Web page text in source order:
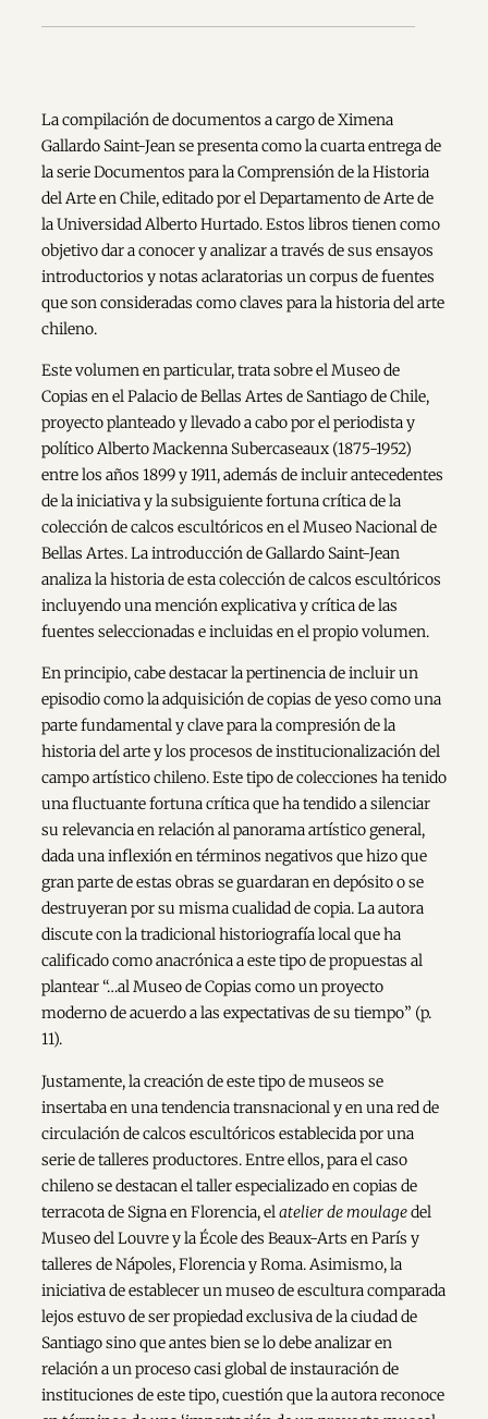
La compilación de documentos a cargo de Ximena
Gallardo Saint-Jean se presenta como la cuarta entrega de
la serie Documentos para la Comprensión de la Historia
del Arte en Chile, editado por el Departamento de Arte de
la Universidad Alberto Hurtado. Estos libros tienen como
objetivo dar a conocer y analizar a través de sus ensayos
introductorios y notas aclaratorias un corpus de fuentes
que son consideradas como claves para la historia del arte
chileno.
Este volumen en particular, trata sobre el Museo de
Copias en el Palacio de Bellas Artes de Santiago de Chile,
proyecto planteado y llevado a cabo por el periodista y
político Alberto Mackenna Subercaseaux (1875-1952)
entre los años 1899 y 1911, además de incluir antecedentes
de la iniciativa y la subsiguiente fortuna crítica de la
colección de calcos escultóricos en el Museo Nacional de
Bellas Artes. La introducción de Gallardo Saint-Jean
analiza la historia de esta colección de calcos escultóricos
incluyendo una mención explicativa y crítica de las
fuentes seleccionadas e incluidas en el propio volumen.
En principio, cabe destacar la pertinencia de incluir un
episodio como la adquisición de copias de yeso como una
parte fundamental y clave para la compresión de la
historia del arte y los procesos de institucionalización del
campo artístico chileno. Este tipo de colecciones ha tenido
una fluctuante fortuna crítica que ha tendido a silenciar
su relevancia en relación al panorama artístico general,
dada una inflexión en términos negativos que hizo que
gran parte de estas obras se guardaran en depósito o se
destruyeran por su misma cualidad de copia. La autora
discute con la tradicional historiografía local que ha
calificado como anacrónica a este tipo de propuestas al
plantear “…al Museo de Copias como un proyecto
moderno de acuerdo a las expectativas de su tiempo” (p.
11).
Justamente, la creación de este tipo de museos se
insertaba en una tendencia transnacional y en una red de
circulación de calcos escultóricos establecida por una
serie de talleres productores. Entre ellos, para el caso
chileno se destacan el taller especializado en copias de
terracota de Signa en Florencia, elatelier de moulagedel
Museo del Louvre y la École des Beaux-Arts en París y
talleres de Nápoles, Florencia y Roma. Asimismo, la
iniciativa de establecer un museo de escultura comparada
lejos estuvo de ser propiedad exclusiva de la ciudad de
Santiago sino que antes bien se lo debe analizar en
relación a un proceso casi global de instauración de
instituciones de este tipo, cuestión que la autora reconoce